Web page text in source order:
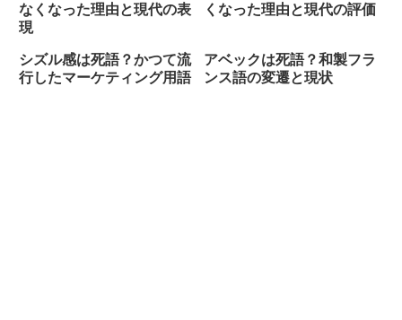
なくなった理由と現代の表
現
くなった理由と現代の評価
シズル感は死語？かつて流
行したマーケティング用語
アベックは死語？和製フラ
ンス語の変遷と現状